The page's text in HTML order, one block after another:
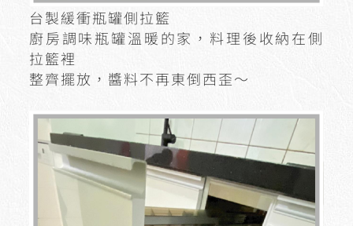
台製緩衝瓶罐側拉籃
廚房調味瓶罐溫暖的家，料理後收納在側
拉籃裡
整齊擺放，醬料不再東倒西歪～